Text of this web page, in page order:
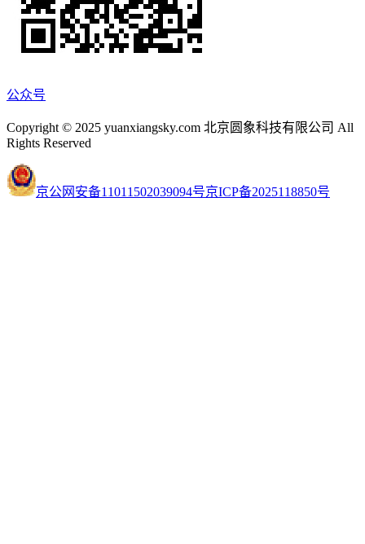
公众号
Copyright © 2025 yuanxiangsky.com 北京圆象科技有限公司 All
Rights Reserved
京公网安备11011502039094号京ICP备2025118850号